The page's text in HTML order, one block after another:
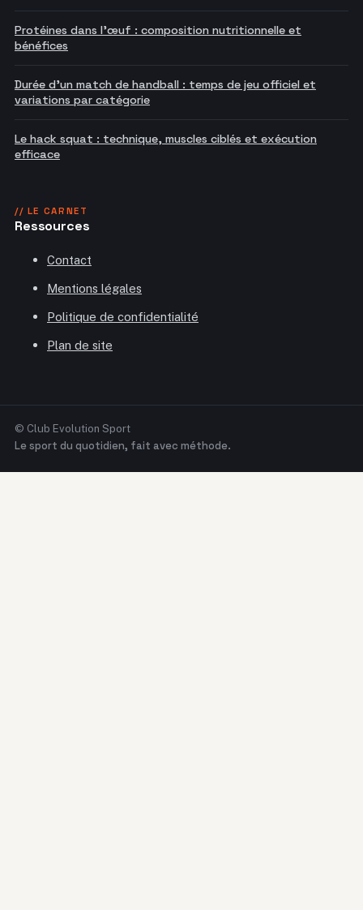
Protéines dans l'œuf : composition nutritionnelle et
bénéfices
Durée d'un match de handball : temps de jeu officiel et
variations par catégorie
Le hack squat : technique, muscles ciblés et exécution
efficace
// LE CARNET
Ressources
Contact
Mentions légales
Politique de confidentialité
Plan de site
© Club Evolution Sport
Le sport du quotidien, fait avec méthode.